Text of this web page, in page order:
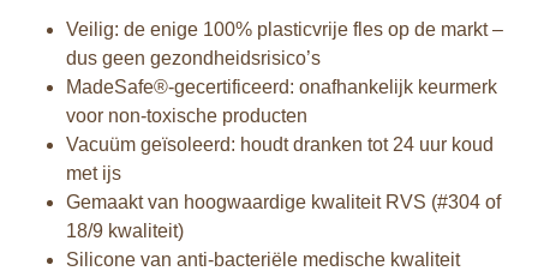
Veilig: de enige 100% plasticvrije fles op de markt –
dus geen gezondheidsrisico’s
MadeSafe®-gecertificeerd: onafhankelijk keurmerk
voor non-toxische producten
Vacuüm geïsoleerd: houdt dranken tot 24 uur koud
met ijs
Gemaakt van hoogwaardige kwaliteit RVS (#304 of
18/9 kwaliteit)
Silicone van anti-bacteriële medische kwaliteit